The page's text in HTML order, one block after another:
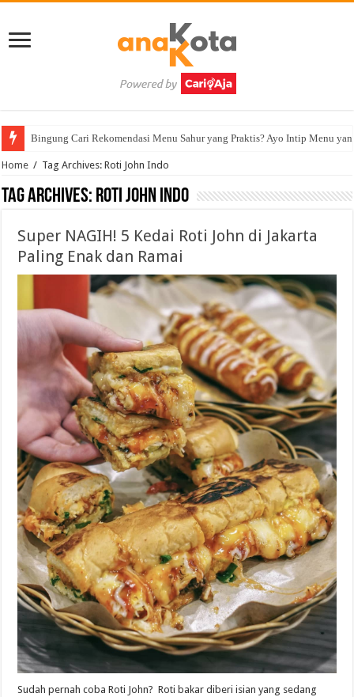
Bingung Cari Rekomendasi Menu Sahur yang Praktis? Ayo Intip Menu
Home / Tag Archives: Roti John Indo
Tag Archives: Roti John Indo
Super NAGIH! 5 Kedai Roti John di Jakarta
Paling Enak dan Ramai
Sudah pernah coba Roti John? Roti bakar diberi isian yang sedang